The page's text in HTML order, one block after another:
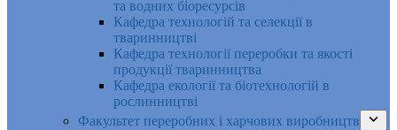
та водних біоресурсів
Кафедра технологій та селекції в
тваринництві
Кафедра технології переробки та якості
продукції тваринництва
Кафедра екології та біотехнологій в
рослинництві
Факультет переробних і харчових виробництв